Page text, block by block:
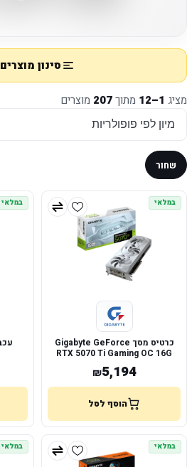
סינון מוצרים
מציג 1–12 מתוך207 מוצרים
שחור
במלאי
כרטיס מסך Gigabyte GeForce
RTX 5070 Ti Gaming OC 16G
₪5,194
הוסף לסל
במלאי
במלאי במלאי